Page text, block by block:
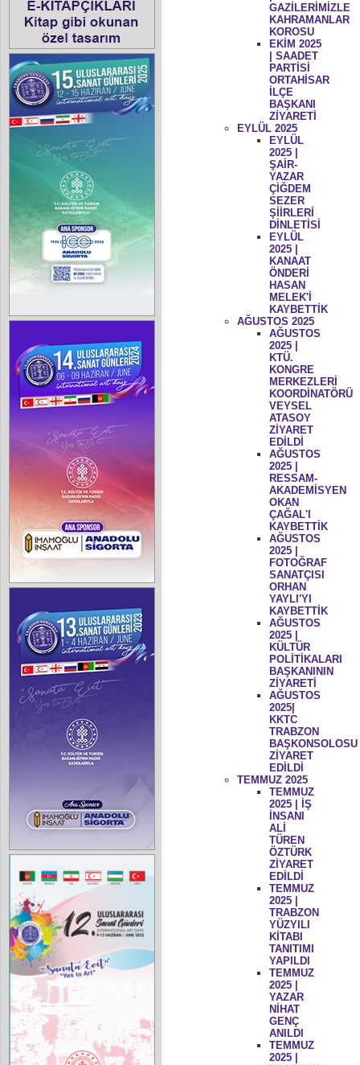
GAZİLERİMİZLE
KAHRAMANLAR
KOROSU
EKİM 2025
| SAADET
PARTİSİ
ORTAHİSAR
İLÇE
BAŞKANI
ZİYARETİ
EYLÜL 2025
EYLÜL
2025 |
ŞAİR-
YAZAR
ÇİĞDEM
SEZER
ŞİİRLERİ
DİNLETİSİ
EYLÜL
2025 |
KANAAT
ÖNDERİ
HASAN
MELEK'İ
KAYBETTİK
AĞUSTOS 2025
AĞUSTOS
2025 |
KTÜ.
KONGRE
MERKEZLERİ
KOORDİNATÖRÜ
VEYSEL
ATASOY
ZİYARET
EDİLDİ
AĞUSTOS
2025 |
RESSAM-
AKADEMİSYEN
OKAN
ÇAĞAL'I
KAYBETTİK
AĞUSTOS
2025 |
FOTOĞRAF
SANATÇISI
ORHAN
YAYLI'YI
KAYBETTİK
AĞUSTOS
2025 |
KÜLTÜR
POLİTİKALARI
BAŞKANININ
ZİYARETİ
AĞUSTOS
2025|
KKTC
TRABZON
BAŞKONSOLOSU
ZİYARET
EDİLDİ
TEMMUZ 2025
TEMMUZ
2025 | İŞ
İNSANI
ALİ
TÜREN
ÖZTÜRK
ZİYARET
EDİLDİ
TEMMUZ
2025 |
TRABZON
YÜZYILI
KİTABI
TANITIMI
YAPILDI
TEMMUZ
2025 |
YAZAR
NİHAT
GENÇ
ANILDI
TEMMUZ
2025 |